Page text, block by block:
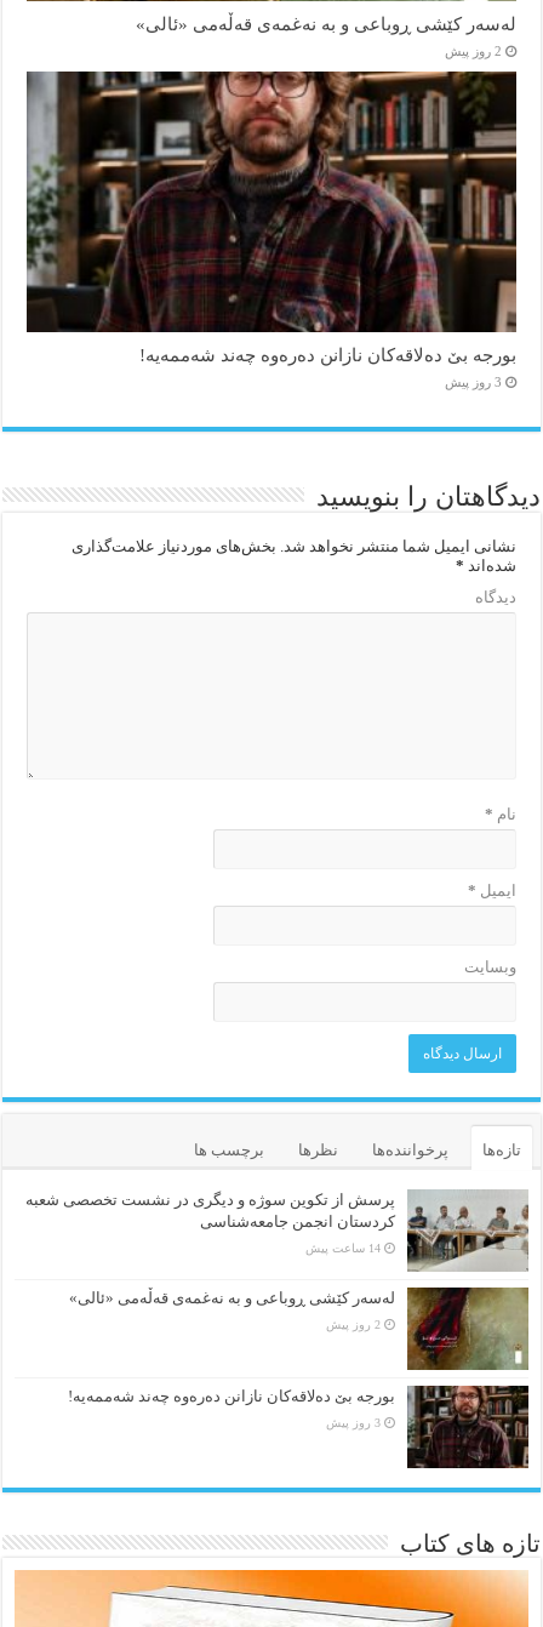
لەسەر کێشی ڕوباعی و به نەغمەی قەڵەمی «ئالی»
2 روز پیش
بورجە بێ دەلاقەکان نازانن دەرەوە چەند شەممەیە!
3 روز پیش
دیدگاهتان را بنویسید
نشانی ایمیل شما منتشر نخواهد شد. بخش‌های موردنیاز علامت‌گذاری
شده‌اند *
دیدگاه
نام *
ایمیل *
وبسایت
تازه‌ها پرخواننده‌ها نظرها برچسب ها
پرسش از تکوین سوژه و دیگری در نشست تخصصی شعبه
کردستان انجمن جامعه‌شناسی
14 ساعت پیش
لەسەر کێشی ڕوباعی و به نەغمەی قەڵەمی «ئالی»
2 روز پیش
بورجە بێ دەلاقەکان نازانن دەرەوە چەند شەممەیە!
3 روز پیش
تازه های کتاب